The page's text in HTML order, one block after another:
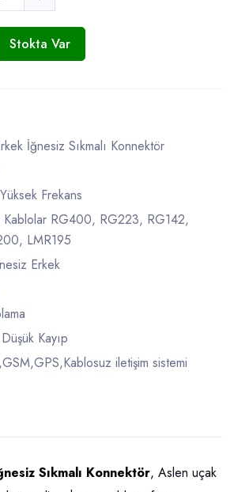
Stokta Var
İğnesiz Sıkmalı Konnektör
Yüksek Frekans
Kablolar RG400, RG223, RG142,
LMR195
Erkek
Kayıp
iletişim sistemi
Sıkmalı Konnektör, Aslen uçak